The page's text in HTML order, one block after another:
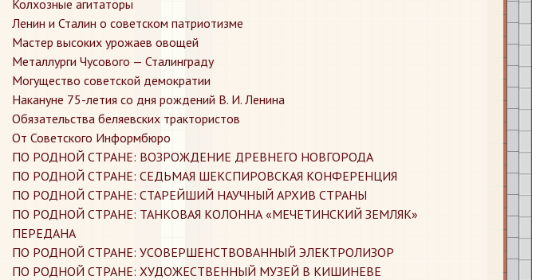
​Колхозные агитаторы
​Ленин и Сталин о советском патриотизме
​Мастер высоких урожаев овощей
​Металлурги Чусового — Сталинграду
​Могущество советской демократии
​Накануне 75-летия со дня рождений В. И. Ленина
​Обязательства беляевских трактористов
​От Советского Информбюро
​ПО РОДНОЙ СТРАНЕ: ВОЗРОЖДЕНИЕ ДРЕВНЕГО НОВГОРОДА
​ПО РОДНОЙ СТРАНЕ: СЕДЬМАЯ ШЕКСПИРОВСКАЯ КОНФЕРЕНЦИЯ
​ПО РОДНОЙ СТРАНЕ: СТАРЕЙШИЙ НАУЧНЫЙ АРХИВ СТРАНЫ
​ПО РОДНОЙ СТРАНЕ: ТАНКОВАЯ КОЛОННА «МЕЧЕТИНСКИЙ ЗЕМЛЯК»
ПЕРЕДАНА
​ПО РОДНОЙ СТРАНЕ: УСОВЕРШЕНСТВОВАННЫЙ ЭЛЕКТРОЛИЗОР
​ПО РОДНОЙ СТРАНЕ: ХУДОЖЕСТВЕННЫЙ МУЗЕЙ В КИШИНЕВЕ